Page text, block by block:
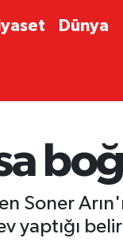
Dünya
Soner
yaptığı